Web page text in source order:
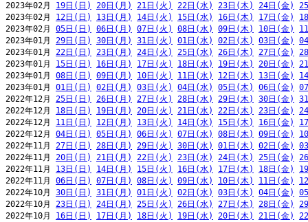
2023年02月 19日(日) 20日(月) 21日(火) 22日(水) 23日(木) 24日(金)
2023年02月 12日(日) 13日(月) 14日(火) 15日(水) 16日(木) 17日(金)
2023年02月 05日(日) 06日(月) 07日(火) 08日(水) 09日(木) 10日(金)
2023年01月 29日(日) 30日(月) 31日(火) 01日(水) 02日(木) 03日(金)
2023年01月 22日(日) 23日(月) 24日(火) 25日(水) 26日(木) 27日(金)
2023年01月 15日(日) 16日(月) 17日(火) 18日(水) 19日(木) 20日(金)
2023年01月 08日(日) 09日(月) 10日(火) 11日(水) 12日(木) 13日(金)
2023年01月 01日(日) 02日(月) 03日(火) 04日(水) 05日(木) 06日(金)
2022年12月 25日(日) 26日(月) 27日(火) 28日(水) 29日(木) 30日(金)
2022年12月 18日(日) 19日(月) 20日(火) 21日(水) 22日(木) 23日(金)
2022年12月 11日(日) 12日(月) 13日(火) 14日(水) 15日(木) 16日(金)
2022年12月 04日(日) 05日(月) 06日(火) 07日(水) 08日(木) 09日(金)
2022年11月 27日(日) 28日(月) 29日(火) 30日(水) 01日(木) 02日(金)
2022年11月 20日(日) 21日(月) 22日(火) 23日(水) 24日(木) 25日(金)
2022年11月 13日(日) 14日(月) 15日(火) 16日(水) 17日(木) 18日(金)
2022年11月 06日(日) 07日(月) 08日(火) 09日(水) 10日(木) 11日(金)
2022年10月 30日(日) 31日(月) 01日(火) 02日(水) 03日(木) 04日(金)
2022年10月 23日(日) 24日(月) 25日(火) 26日(水) 27日(木) 28日(金)
2022年10月 16日(日) 17日(月) 18日(火) 19日(水) 20日(木) 21日(金)